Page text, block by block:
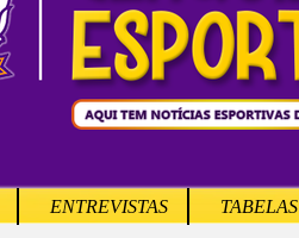
ENTREVISTAS TABELAS